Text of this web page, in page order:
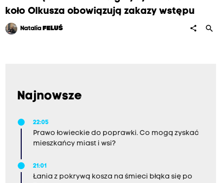
koło Olkusza obowiązują zakazy wstępu
Natalia FELUŚ share search
Najnowsze
22:05
Prawo łowieckie do poprawki. Co mogą zyskać
mieszkańcy miast i wsi?
21:01
Łania z pokrywą kosza na śmieci błąka się po